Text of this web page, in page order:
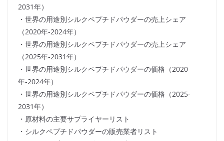
2031年）
・世界の用途別シルクペプチドパウダーの売上シェア
（2020年-2024年）
・世界の用途別シルクペプチドパウダーの売上シェア
（2025年-2031年）
・世界の用途別シルクペプチドパウダーの価格（2020
年-2024年）
・世界の用途別シルクペプチドパウダーの価格（2025-
2031年）
・原材料の主要サプライヤーリスト
・シルクペプチドパウダーの販売業者リスト